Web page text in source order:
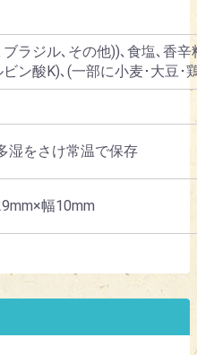
ラジル､その他))､食塩､香
ン酸K)､(一部に小麦･大豆･
湿をさけ常温で保存
幅10mm